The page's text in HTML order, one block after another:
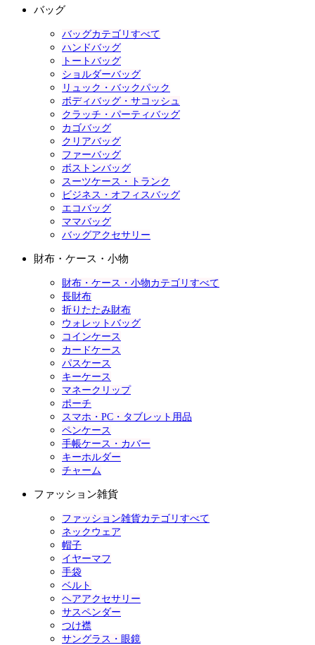
バッグ
バッグカテゴリすべて
ハンドバッグ
トートバッグ
ショルダーバッグ
リュック・バックパック
ボディバッグ・サコッシュ
クラッチ・パーティバッグ
カゴバッグ
クリアバッグ
ファーバッグ
ボストンバッグ
スーツケース・トランク
ビジネス・オフィスバッグ
エコバッグ
ママバッグ
バッグアクセサリー
財布・ケース・小物
財布・ケース・小物カテゴリすべて
長財布
折りたたみ財布
ウォレットバッグ
コインケース
カードケース
パスケース
キーケース
マネークリップ
ポーチ
スマホ・PC・タブレット用品
ペンケース
手帳ケース・カバー
キーホルダー
チャーム
ファッション雑貨
ファッション雑貨カテゴリすべて
ネックウェア
帽子
イヤーマフ
手袋
ベルト
ヘアアクセサリー
サスペンダー
つけ襟
サングラス・眼鏡